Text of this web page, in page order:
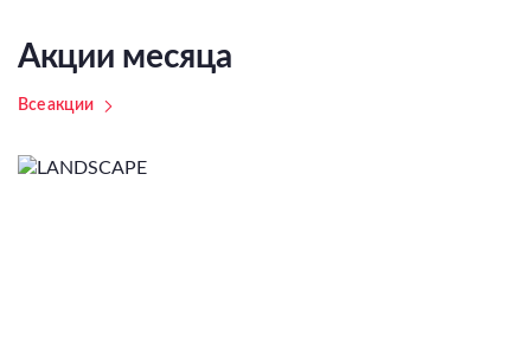
Акции месяца
Все акции